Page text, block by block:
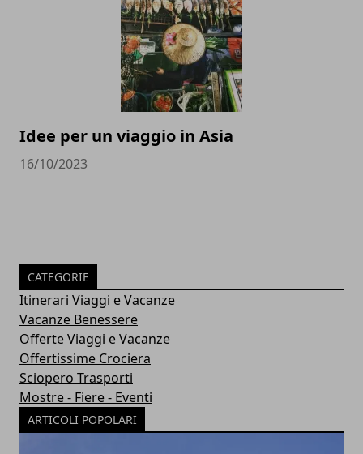
Idee per un viaggio in Asia
16/10/2023
CATEGORIE
Itinerari Viaggi e Vacanze
Vacanze Benessere
Offerte Viaggi e Vacanze
Offertissime Crociera
Sciopero Trasporti
Mostre - Fiere - Eventi
ARTICOLI POPOLARI